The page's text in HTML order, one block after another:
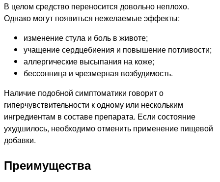
В целом средство переносится довольно неплохо.
Однако могут появиться нежелаемые эффекты:
изменение стула и боль в животе;
учащение сердцебиения и повышение потливости;
аллергические высыпания на коже;
бессонница и чрезмерная возбудимость.
Наличие подобной симптоматики говорит о
гиперчувствительности к одному или нескольким
ингредиентам в составе препарата. Если состояние
ухудшилось, необходимо отменить применение пищевой
добавки.
Преимущества